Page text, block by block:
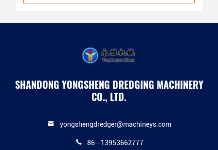
SHANDONG YONGSHENG DREDGING MACHINERY
CO., LTD.
yongshengdredger@machineys.com
86--13953662777